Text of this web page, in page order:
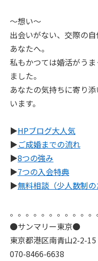
～想い～
出会いがない、交際の
あなたへ。
私もかつては婚活がう
ました。
あなたの気持ちに寄り
います。
▶HPブログ大人気
▶ご成婚までの流れ
▶8つの強み
▶7つの入会特典
▶無料相談（少人数制の
。。。。。。。。。。。
●サンマリー東京●
東京都港区南青山2-2-15
070-8466-6638